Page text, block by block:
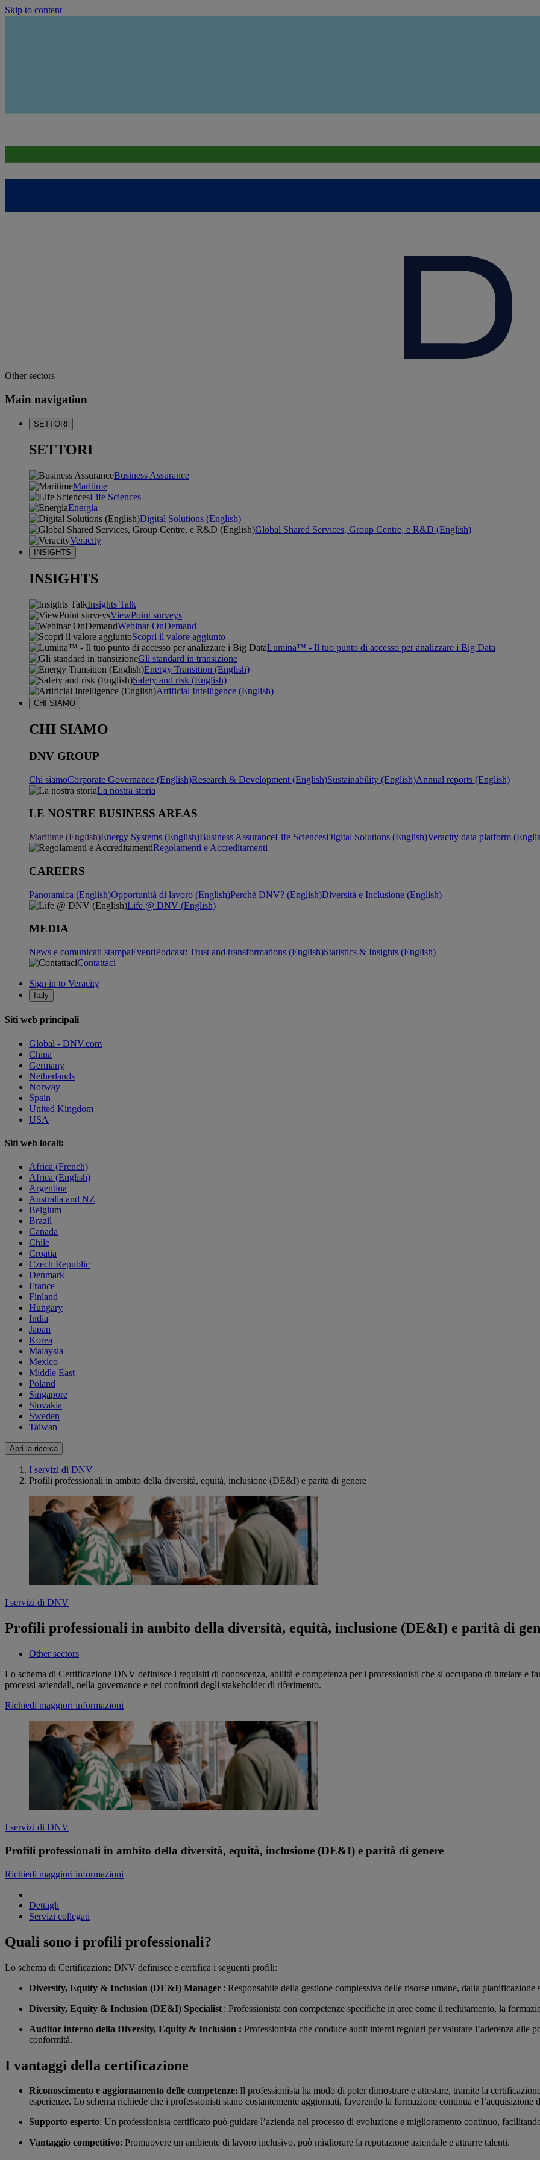
Skip to content
Other sectors
Main navigation
SETTORI
SETTORI
Business Assurance
Maritime
Life Sciences
Energia
Digital Solutions (English)
Global Shared Services, Group Centre, e R&D (English)
Veracity
INSIGHTS
INSIGHTS
Insights Talk
ViewPoint surveys
Webinar OnDemand
Scopri il valore aggiunto
Lumina™ - Il tuo punto di accesso per analizzare i Big Data
Gli standard in transizione
Energy Transition (English)
Safety and risk (English)
Artificial Intelligence (English)
CHI SIAMO
CHI SIAMO
DNV GROUP
Chi siamoCorporate Governance (English)Research & Development (English)Sustainability (English)Annual reports (English)
La nostra storia
LE NOSTRE BUSINESS AREAS
Maritime (English)Energy Systems (English)Business AssuranceLife SciencesDigital Solutions (English)Veracity data platform
Regolamenti e Accreditamenti
CAREERS
Panoramica (English)Opportunità di lavoro (English)Perchè DNV? (English)Diversità e Inclusione (English)
Life @ DNV (English)
MEDIA
News e comunicati stampaEventiPodcast: Trust and transformations (English)Statistics & Insights (English)
Contattaci
Sign in to Veracity
Italy
Siti web principali
Global - DNV.com
China
Germany
Netherlands
Norway
Spain
United Kingdom
USA
Siti web locali:
Africa (French)
Africa (English)
Argentina
Australia and NZ
Belgium
Brazil
Canada
Chile
Croatia
Czech Republic
Denmark
France
Finland
Hungary
India
Japan
Korea
Malaysia
Mexico
Middle East
Poland
Singapore
Slovakia
Sweden
Taiwan
Apri la ricerca
I servizi di DNV
Profili professionali in ambito della diversità, equità, inclusione (DE&I) e parità di genere
I servizi di DNV
Profili professionali in ambito della diversità, equità, inclusione (DE&I) e parità di
Other sectors
Lo schema di Certificazione DNV definisce i requisiti di conoscenza, abilità e competenza per i professionisti che si occupano di tutelare
processi aziendali, nella governance e nei confronti degli stakeholder di riferimento.
Richiedi maggiori informazioni
I servizi di DNV
Profili professionali in ambito della diversità, equità, inclusione (DE&I) e parità di genere
Richiedi maggiori informazioni
Dettagli
Servizi collegati
Quali sono i profili professionali?
Lo schema di Certificazione DNV definisce e certifica i seguenti profili:
Diversity, Equity & Inclusion (DE&I) Manager : Responsabile della gestione complessiva delle risorse umane, dalla pianificazione
Diversity, Equity & Inclusion (DE&I) Specialist : Professionista con competenze specifiche in aree come il reclutamento, la
Auditor interno della Diversity, Equity & Inclusion : Professionista che conduce audit interni regolari per valutare l’aderenza
conformità.
I vantaggi della certificazione
Riconoscimento e aggiornamento delle competenze: Il professionista ha modo di poter dimostrare e attestare, tramite la
esperienze. Lo schema richiede che i professionisti siano costantemente aggiornati, favorendo la formazione continua e
Supporto esperto: Un professionista certificato può guidare l’azienda nel processo di evoluzione e miglioramento continuo,
Vantaggio competitivo: Promuovere un ambiente di lavoro inclusivo, può migliorare la reputazione aziendale e attrarre talenti.